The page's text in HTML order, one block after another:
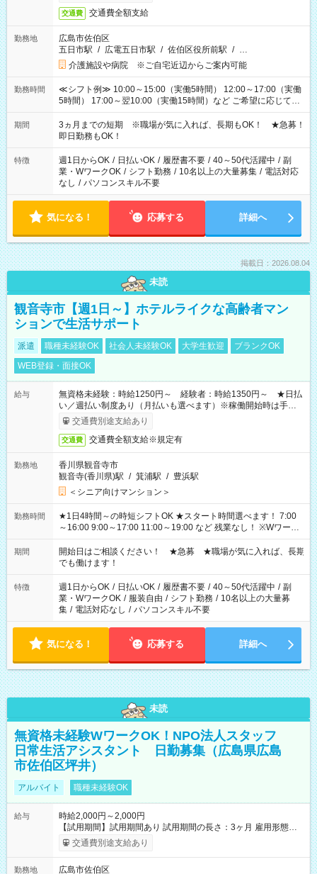
交通費 交通費全額支給
勤務地
広島市佐伯区
五日市駅 / 広電五日市駅 / 佐伯区役所前駅 / …
介護施設や病院 ※ご自宅近辺からご案内可能
勤務時間
≪シフト例≫ 10:00～15:00（実働5時間） 12:00～17:00（実働
5時間） 17:00～翌10:00（実働15時間）など ご希望に応じて、
働く時間は調整できます！ お気軽に担当へ相談ください！
期間
3ヵ月までの短期 ※職場が気に入れば、長期もOK！ ★急募！
即日勤務もOK！
特徴 週1日からOK / 日払いOK / 履歴書不要 / 40～50代活躍中 / 副
業・WワークOK / シフト勤務 / 10名以上の大量募集 / 電話対応
なし / パソコンスキル不要
気になる！ 応募する 詳細へ
掲載日：2026.08.04
未読
観音寺市【週1日～】ホテルライクな高齢者マン
ションで生活サポート
派遣 職種未経験OK 社会人未経験OK 大学生歓迎
ブランクOK
WEB登録・面接OK
給与
無資格未経験：時給1250円～ 経験者：時給1350円～ ★日払
い／週払い制度あり（月払いも選べます）※稼働開始時は手続き
完了次第のお支払いとなります。
交通費別途支給あり
交通費 交通費全額支給※規定有
勤務地
香川県観音寺市
観音寺(香川県)駅 / 箕浦駅 / 豊浜駅
＜シニア向けマンション＞
勤務時間
★1日4時間～の時短シフトOK ★スタート時間選べます！ 7:00
～16:00 9:00～17:00 11:00～19:00 など 残業なし！ ※Wワーク
の場合、他のお仕事と合わせ週40時間超の就業はご案内できま
せん ※法令に基づき、週20時間以上勤務は社会保険への加入対
象となります ※労働者派遣法（日雇い派遣の原則禁止）によ
り、短時間・短期間の就業はご案内が難しい場合があります
期間
開始日はご相談ください！ ★急募 ★職場が気に入れば、長期
でも働けます！
特徴 週1日からOK / 日払いOK / 履歴書不要 / 40～50代活躍中 / 副
業・WワークOK / 服装自由 / シフト勤務 / 10名以上の大量募
集 / 電話対応なし / パソコンスキル不要
気になる！ 応募する 詳細へ
未読
無資格未経験WワークOK！NPO法人スタッフ
日常生活アシスタント 日勤募集（広島県広島
市佐伯区坪井）
アルバイト 職種未経験OK
給与
時給2,000円～2,000円
【試用期間】試用期間あり 試用期間の長さ：3ヶ月 雇用形態、
給与は本採用時と同じです。
交通費別途支給あり
勤務地 広島市佐伯区